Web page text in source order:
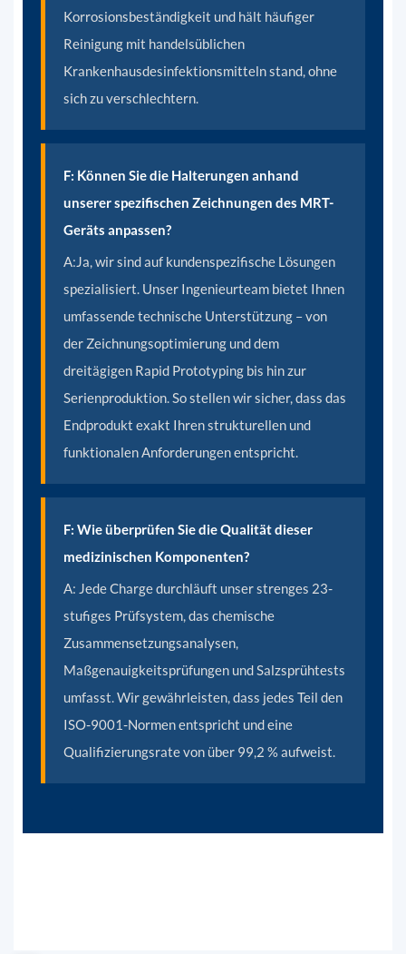
Korrosionsbeständigkeit und hält häufiger
Reinigung mit handelsüblichen
Krankenhausdesinfektionsmitteln stand, ohne
sich zu verschlechtern.
F: Können Sie die Halterungen anhand
unserer spezifischen Zeichnungen des MRT-
Geräts anpassen?
A: Ja, wir sind auf kundenspezifische Lösungen
spezialisiert. Unser Ingenieurteam bietet Ihnen
umfassende technische Unterstützung – von
der Zeichnungsoptimierung und dem
dreitägigen Rapid Prototyping bis hin zur
Serienproduktion. So stellen wir sicher, dass das
Endprodukt exakt Ihren strukturellen und
funktionalen Anforderungen entspricht.
F: Wie überprüfen Sie die Qualität dieser
medizinischen Komponenten?
A: Jede Charge durchläuft unser strenges 23-
stufiges Prüfsystem, das chemische
Zusammensetzungsanalysen,
Maßgenauigkeitsprüfungen und Salzsprühtests
umfasst. Wir gewährleisten, dass jedes Teil den
ISO-9001-Normen entspricht und eine
Qualifizierungsrate von über 99,2 % aufweist.